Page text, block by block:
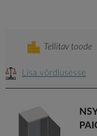
Lisa võrdlusesse
Tellitav toode